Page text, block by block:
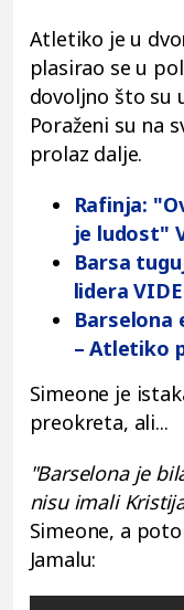
Atletiko je u
plasirao se u
dovoljno što su
Poraženi su na
prolaz dalje.
Rafinja:
je ludost"
Barsa
lidera
Barselona
– Atletiko
Simeone je
preokreta, ali...
"Barselona je
nisu imali
Simeone, a
Jamalu: